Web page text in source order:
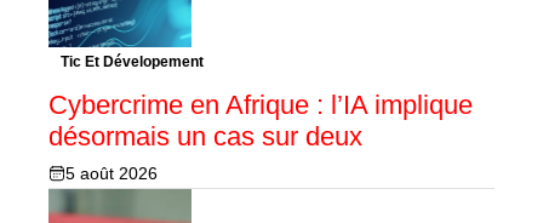
Tic Et Dévelopement
Cybercrime en Afrique : l’IA implique
désormais un cas sur deux
5 août 2026